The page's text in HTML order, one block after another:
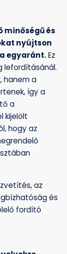
minőségű és
nyújtson
egyaránt.Ez
lefordításánál.
hanem a
így a
a
kijelölt
hogy az
az
és
fordító